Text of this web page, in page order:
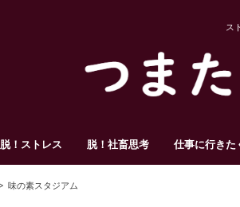
ス
脱！ストレス 脱！社畜思考 仕事に行きた
味の素スタジアム